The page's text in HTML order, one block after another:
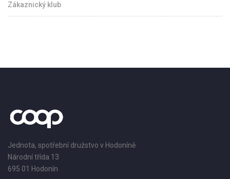
Zákaznický klub
Jednota, spotřební družstvo v Hodoníně
Národní třída 13
695 01 Hodonín